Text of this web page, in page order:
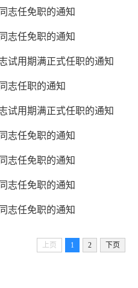
志任免职的通知
志任免职的通知
试用期满正式任职的通知
志任职的通知
试用期满正式任职的通知
志任免职的通知
志任免职的通知
志任免职的通知
志任免职的通知
上页 1 2 下页